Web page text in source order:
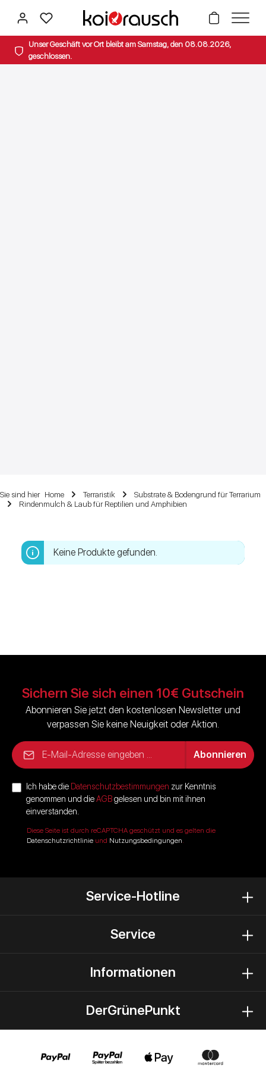
springen
Unser Geschäft vor Ort bleibt am Samstag, den 08.08.2026,
geschlossen.
Sie sind hier Home Terraristik
Substrate & Bodengrund für Terrarium
Rindenmulch & Laub für Reptilien und Amphibien
Keine Produkte gefunden.
Sichern Sie sich einen 10€ Gutschein
Abonnieren Sie jetzt den kostenlosen Newsletter und
verpassen Sie keine Neuigkeit oder Aktion.
E-Mail-Adresse*
Abonnieren
Ich habe die Datenschutzbestimmungen zur Kenntnis
genommen und dieAGBgelesen und bin mit ihnen
einverstanden.
Diese Seite ist durch reCAPTCHA geschützt und es gelten die
Datenschutzrichtlinie und Nutzungsbedingungen.
DerGrünePunkt
Service-Hotline
Service
Informationen